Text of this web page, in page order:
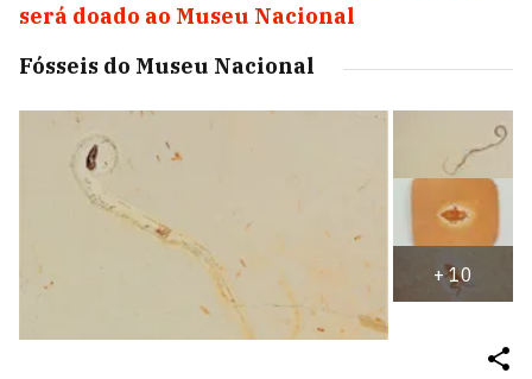
será doado ao Museu Nacional
Fósseis do Museu Nacional
+10